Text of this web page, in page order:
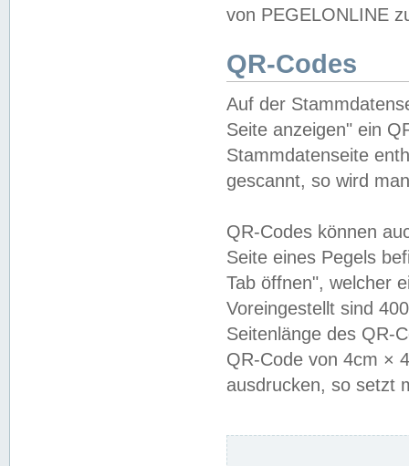
von PEGELONLINE
QR-Codes
Auf der
Seite anzeigen" ein
Stammdatenseite
gescannt, so wird
QR-Codes können
Seite eines Pegels
Tab öffnen", welcher
Voreingestellt sind
Seitenlänge des QR-
QR-Code von 4cm ×
ausdrucken, so setzt